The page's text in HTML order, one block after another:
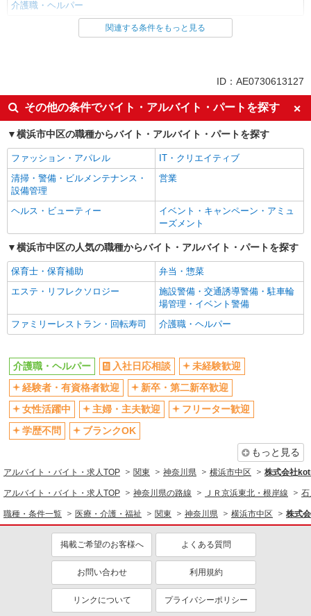
介護職・ヘルパー
同じ雇用形態から石川町駅の求人を探す
入社日応相談
未経験歓迎
経験者・有資格者歓迎
新卒・第二新卒歓迎
女性活躍中
主婦・主夫歓迎
フリーター歓迎
学歴不問
ブランクOK
ミドル（40代～）活躍中
エルダー（50代～）活躍中
シニア（60代～）活躍中
ボーナス・賞与あり
昇給あり
完全週休2日制
フルタイム歓迎
禁煙・分煙
駅直結・駅チカ
車通勤OK
自転車通勤OK
残業少なめ（月20h未満）
交通費支給
退職金・財形貯蓄制度あり
各種手当（家族・役職・インセン
ティブなど）あり
制服貸与
研修制度あり
資格取得支援制度あり
同じ職種から求人を探す
同じ特徴から求人を探す
未経験歓迎
ミドル（40代～）活躍中
ボーナス・賞与あり
社会保険あり
関連する条件をもっと見る
ID：AE0730613127
その他の条件でバイト・アルバイト・パートを探す
横浜市中区の職種からバイト・アルバイト・パートを探す
ファッション・アパレル
IT・クリエイティブ
清掃・警備・ビルメンテナンス・
設備管理
営業
ヘルス・ビューティー
イベント・キャンペーン・アミュ
ーズメント
横浜市中区の人気の職種からバイト・アルバイト・パートを探す
保育士・保育補助
弁当・惣菜
エステ・リフレクソロジー
施設警備・交通誘導警備・駐車輪
場管理・イベント警備
ファミリーレストラン・回転寿司
介護職・ヘルパー
介護職・ヘルパー 入社日応相談
未経験歓迎
経験者・有資格者歓迎
新卒・第二新卒歓迎
女性活躍中
主婦・主夫歓迎
フリーター歓迎
学歴不問
ブランクOK
もっと見る
アルバイト・バイト・求人TOP 関東 神奈川県 横浜市中区 株式会社
アルバイト・バイト・求人TOP 神奈川県の路線 ＪＲ京浜東北・根岸線
職種・条件一覧 医療・介護・福祉 関東 神奈川県 横浜市中区 株式
掲載ご希望のお客様へ よくある質問
お問い合わせ 利用規約
リンクについて プライバシーポリシー